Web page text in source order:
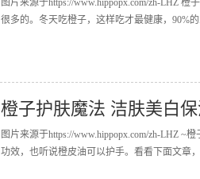
图片来源于https://www.hippopx.com/zh-LHZ
很多的。冬天吃橙子，这样吃才最健康，90%
橙子护肤魔法 洁肤美白
图片来源于https://www.hippopx.com/zh-LHZ ~
功效，也听说橙皮油可以护手。看看下面文章